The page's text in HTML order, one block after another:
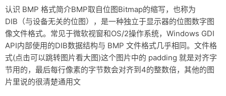
认识 BMP 格式简介BMP取自位图Bitmap的缩写，也称为
DIB（与设备无关的位图），是一种独立于显示器的位图数字图
像文件格式。常见于微软视窗和OS/2操作系统，Windows GDI
API内部使用的DIB数据结构与 BMP 文件格式几乎相同。文件格
式(点击可以跳转图片看大图)这个图片中的 padding 就是对齐字
节用的，最后每行像素的字节数会对齐到4的整数倍，其他的图
片里说的很清楚通用文